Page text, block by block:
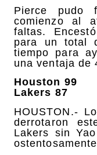
Pierce pudo
comienzo al
faltas.
para un total
tiempo para
una ventaja de
Houston 99
Lakers 87
HOUSTON.-
derrotaron
Lakers sin